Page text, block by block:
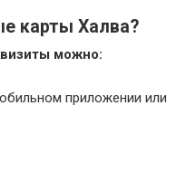
карты Халва?
можно:
приложении или